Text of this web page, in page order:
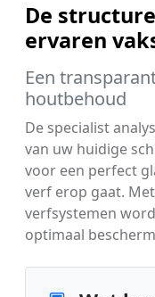
De
ervaren
Een
houtbehoud
De specialist
van uw huidige
voor een perfect
verf erop gaat.
verfsystemen
optimaal